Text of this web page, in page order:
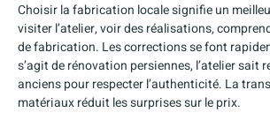
Choisir la fabrication locale signifie un
visiter l’atelier, voir des réalisations,
de fabrication. Les corrections se font
s’agit de rénovation persiennes, l’atelier sait
anciens pour respecter l’authenticité. La
matériaux réduit les surprises sur le prix.